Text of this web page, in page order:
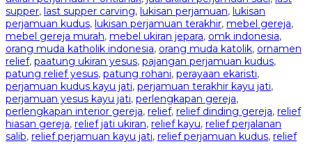
supper, last supper carving, lukisan perjamuan, lukisan
perjamuan kudus, lukisan perjamuan terakhir, mebel gereja,
mebel gereja murah, mebel ukiran jepara, omk indonesia,
orang muda katholik indonesia, orang muda katolik, ornamen
relief, paatung ukiran yesus, pajangan perjamuan kudus,
patung relief yesus, patung rohani, perayaan ekaristi,
perjamuan kudus kayu jati, perjamuan terakhir kayu jati,
perjamuan yesus kayu jati, perlengkapan gereja,
perlengkapan interior gereja, relief, relief dinding gereja, relief
hiasan gereja, relief jati ukiran, relief kayu, relief perjalanan
salib, relief perjamuan kayu jati, relief perjamuan kudus, relief